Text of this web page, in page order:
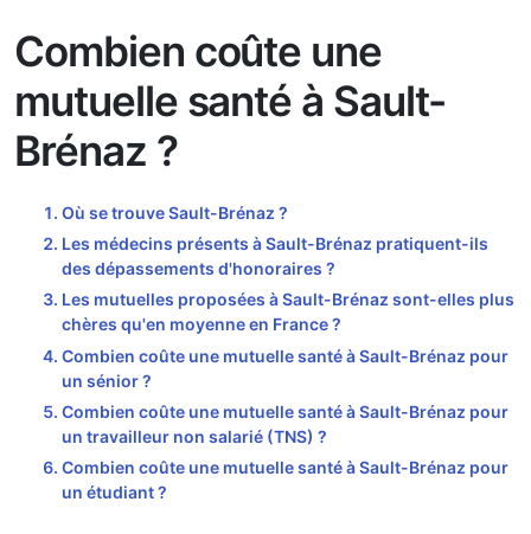
Combien coûte une
mutuelle santé à Sault-
Brénaz ?
Où se trouve Sault-Brénaz ?
Les médecins présents à Sault-Brénaz pratiquent-ils
des dépassements d'honoraires ?
Les mutuelles proposées à Sault-Brénaz sont-elles plus
chères qu'en moyenne en France ?
Combien coûte une mutuelle santé à Sault-Brénaz pour
un sénior ?
Combien coûte une mutuelle santé à Sault-Brénaz pour
un travailleur non salarié (TNS) ?
Combien coûte une mutuelle santé à Sault-Brénaz pour
un étudiant ?